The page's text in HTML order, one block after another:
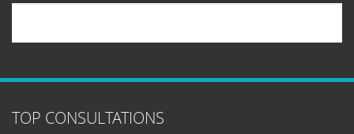
TOP CONSULTATIONS